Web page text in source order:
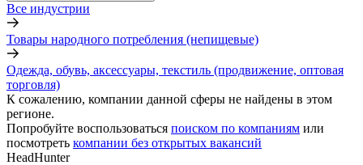
Все индустрии
Товары народного потребления (непищевые)
Одежда, обувь, аксессуары, текстиль (продвижение, оптовая
торговля)
К сожалению, компании данной сферы не найдены в этом
регионе.
Попробуйте воспользоваться поиском по компаниям или
посмотреть компании без открытых вакансий
HeadHunter